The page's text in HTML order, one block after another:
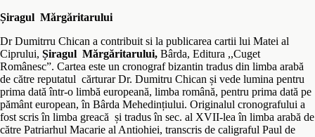
Șiragul Mărgăritarului
Dr Dumitrru Chican a contribuit si la publicarea cartii lui Matei al
Ciprului, Șiragul Mărgăritarului, Bârda, Editura ,,Cuget
Românesc”. Cartea este un cronograf bizantin tradus din limba arabă
de către reputatul cărturar Dr. Dumitru Chican și vede lumina pentru
prima dată într-o limbă europeană, limba română, pentru prima dată pe
pământ european, în Bârda Mehedințiului. Originalul cronografului a
fost scris în limba greacă și tradus în sec. al XVII-lea în limba arabă de
către Patriarhul Macarie al Antiohiei, transcris de caligraful Paul de